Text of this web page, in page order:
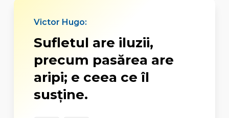
Victor Hugo:
Sufletul are iluzii,
precum pasărea are
aripi; e ceea ce îl
susţine.